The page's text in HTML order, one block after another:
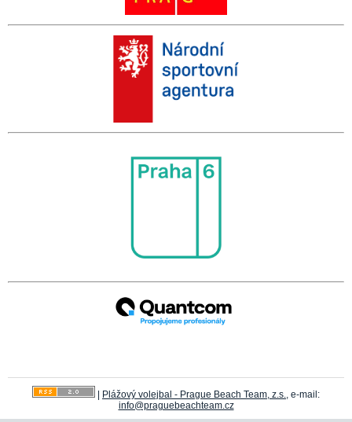
Plážový volejbal - Prague Beach Team, z.s., e-mail:
info@praguebeachteam.cz